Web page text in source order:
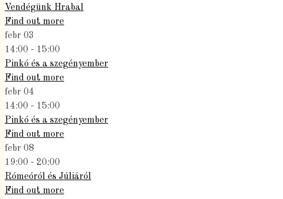
Vendégünk Hrabal
Find out more
febr 03
14:00 - 15:00
Pinkó és a szegényember
Find out more
febr 04
14:00 - 15:00
Pinkó és a szegényember
Find out more
febr 08
19:00 - 20:00
Rómeóról és Júliáról
Find out more